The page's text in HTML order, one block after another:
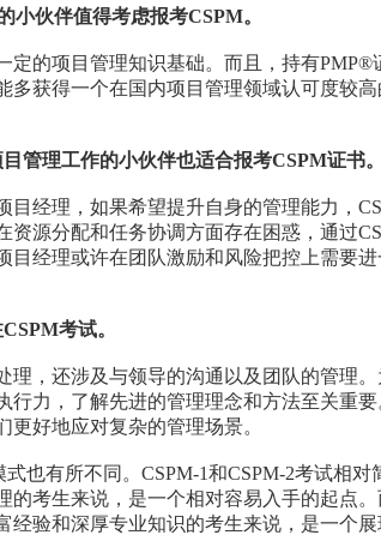
小伙伴值得考虑报考CSPM。
定的项目管理知识基础。而且，持有PMP®
多获得一个在国内项目管理领域认可度较
管理工作的小伙伴也适合报考CSPM证书。
目经理，如果希望提升自身的管理能力，
资源分配和任务协调方面存在困惑，通过
目经理或许在团队激励和风险把控上需要
考试。
理，还涉及与领导的沟通以及团队的管理
行力，了解先进的管理理念和方法至关重要
好地应对复杂的管理场景。
也有所不同。CSPM-1和CSPM-2考试相
的考生来说，是一个相对容易入手的起点
验和深厚专业知识的考生来说，是一个展